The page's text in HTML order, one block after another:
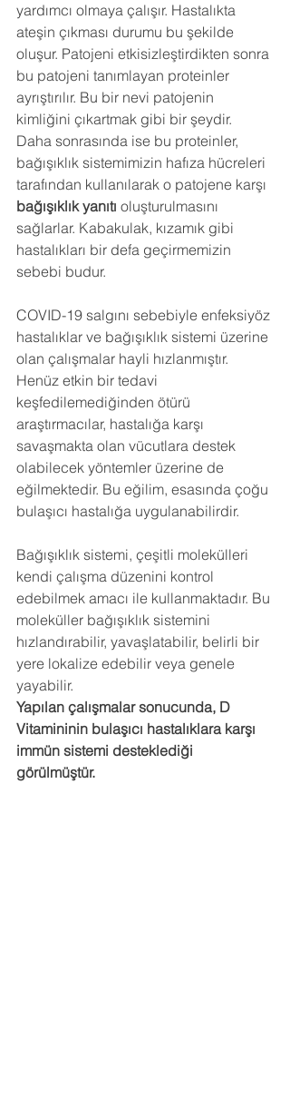
yardımcı olmaya çalışır. Hastalıkta
ateşin çıkması durumu bu şekilde
oluşur. Patojeni etkisizleştirdikten sonra
bu patojeni tanımlayan proteinler
ayrıştırılır. Bu bir nevi patojenin
kimliğini çıkartmak gibi bir şeydir.
Daha sonrasında ise bu proteinler,
bağışıklık sistemimizin hafıza hücreleri
tarafından kullanılarak o patojene karşı
bağışıklık yanıtı oluşturulmasını
sağlarlar. Kabakulak, kızamık gibi
hastalıkları bir defa geçirmemizin
sebebi budur.
COVID-19 salgını sebebiyle enfeksiyöz
hastalıklar ve bağışıklık sistemi üzerine
olan çalışmalar hayli hızlanmıştır.
Henüz etkin bir tedavi
keşfedilemediğinden ötürü
araştırmacılar, hastalığa karşı
savaşmakta olan vücutlara destek
olabilecek yöntemler üzerine de
eğilmektedir. Bu eğilim, esasında çoğu
bulaşıcı hastalığa uygulanabilirdir.
Bağışıklık sistemi, çeşitli molekülleri
kendi çalışma düzenini kontrol
edebilmek amacı ile kullanmaktadır. Bu
moleküller bağışıklık sistemini
hızlandırabilir, yavaşlatabilir, belirli bir
yere lokalize edebilir veya genele
yayabilir.
Yapılan çalışmalar sonucunda, D
Vitamininin bulaşıcı hastalıklara karşı
immün sistemi desteklediği
görülmüştür.